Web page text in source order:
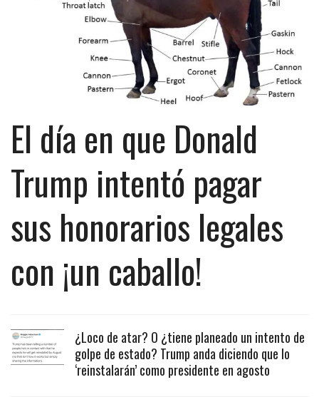
El día en que Donald
Trump intentó pagar
sus honorarios legales
con ¡un caballo!
¿Loco de atar? O ¿tiene planeado un intento de
golpe de estado? Trump anda diciendo que lo
‘reinstalarán’ como presidente en agosto